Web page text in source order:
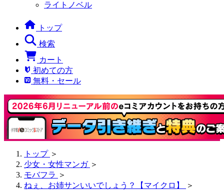
ライトノベル
トップ
検索
カート
初めての方
無料・セール
トップ ＞
少女・女性マンガ ＞
モバフラ ＞
ねぇ、お姉サンいいでしょう？【マイクロ】
＞